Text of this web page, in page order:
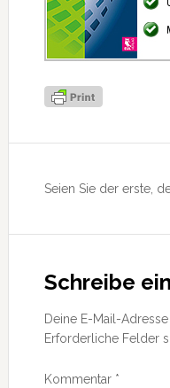
Seien Sie der erste,
Schreibe
Deine E-Mail-
Erforderliche Felder
Kommentar *